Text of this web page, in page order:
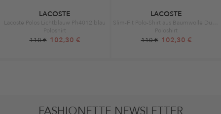
LACOSTE
Lacoste Polos Lichtblauw Ph4012 blau
Poloshirt
110 € 102,30 €
LACOSTE
Poloshirt
110 € 102,30 €
FASHIONETTE NEWSLETTER